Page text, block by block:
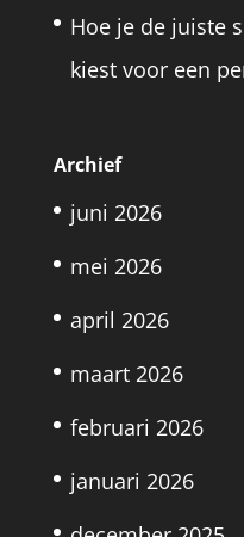
Hoe je de juiste
kiest voor een
Archief
juni 2026
mei 2026
april 2026
maart 2026
februari 2026
januari 2026